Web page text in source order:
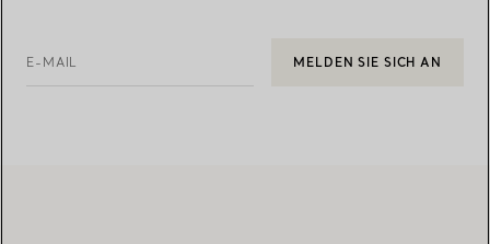
E-MAIL MELDEN SIE SICH AN